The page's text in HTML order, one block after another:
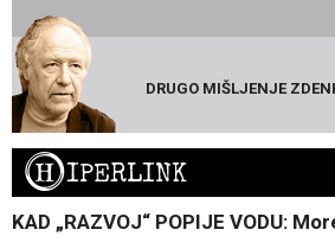
DRUGO MIŠLJENJE
HIPERLINK
KAD „RAZVOJ“ POPIJE VODU: